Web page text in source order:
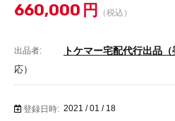
660,000 円 （税込）
出品者: トケマー宅配代行出品（
応）
登録日時: 2021 / 01 / 18